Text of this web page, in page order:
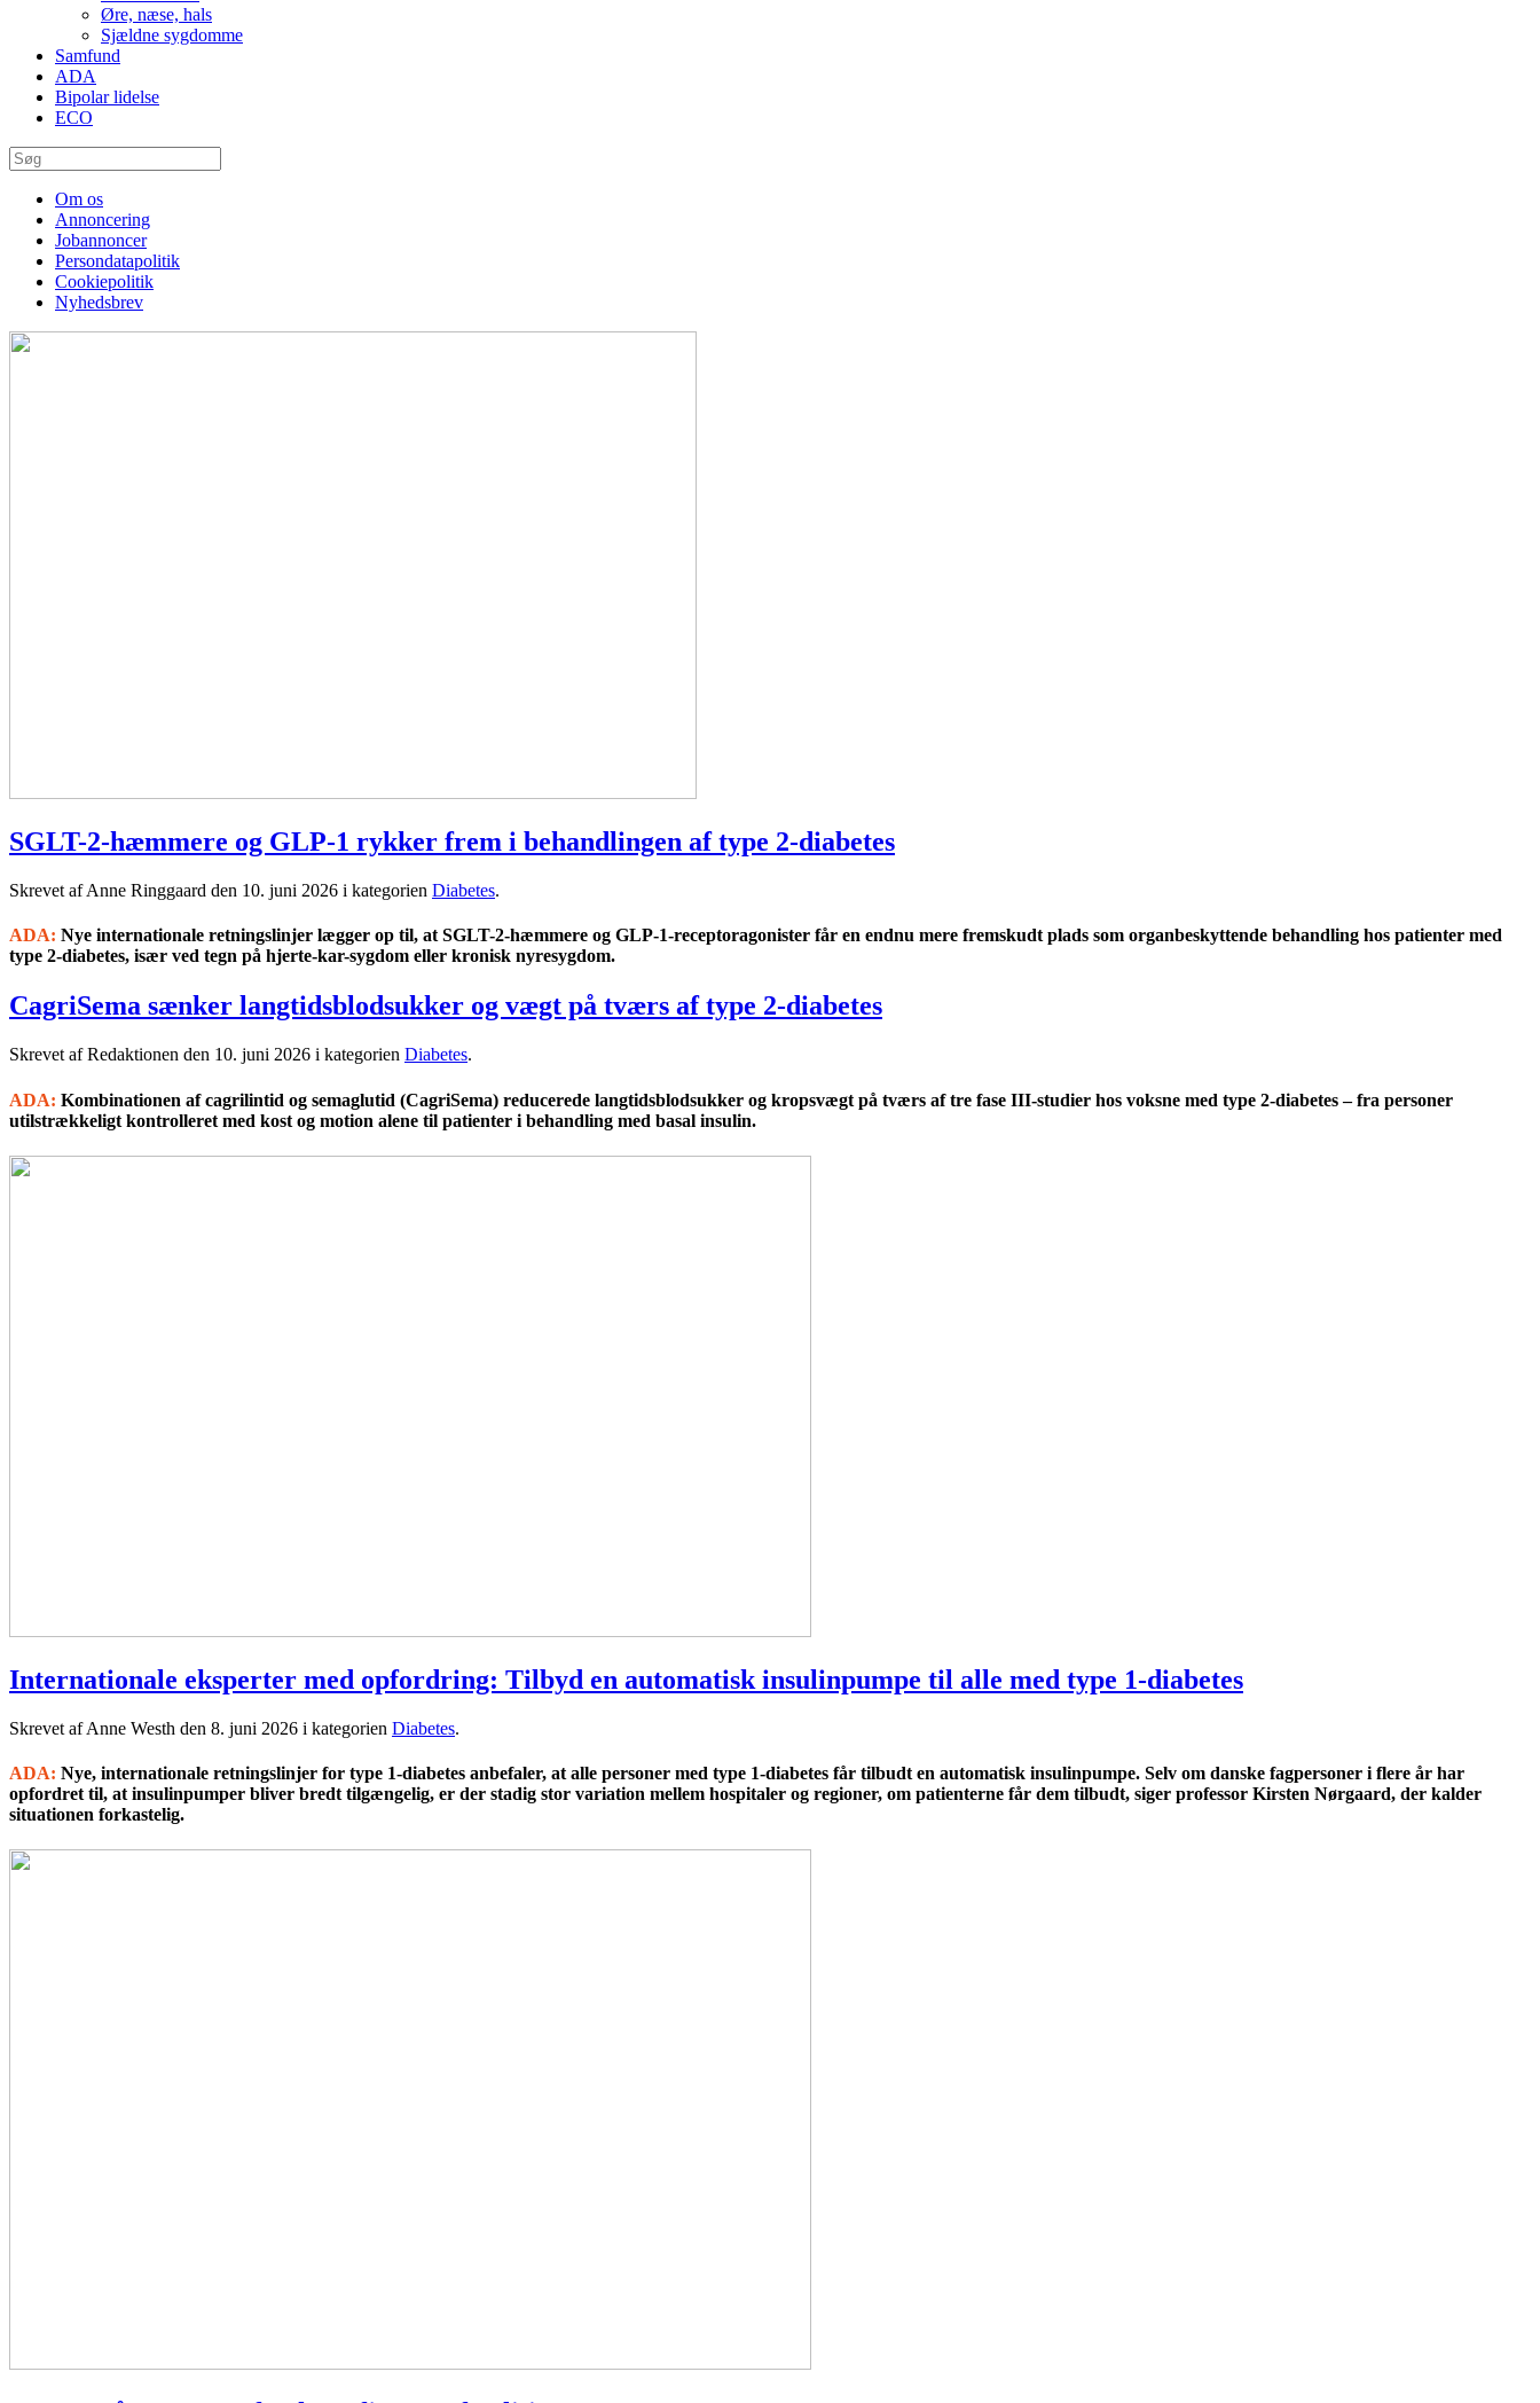
Øre, næse, hals
Sjældne sygdomme
Samfund
ADA
Bipolar lidelse
ECO
Om os
Annoncering
Jobannoncer
Persondatapolitik
Cookiepolitik
Nyhedsbrev
SGLT-2-hæmmere og GLP-1 rykker frem i behandlingen af type 2-diabetes
Skrevet af Anne Ringgaard den 10. juni 2026 i kategorien Diabetes.
ADA: Nye internationale retningslinjer lægger op til, at SGLT-2-hæmmere og GLP-1-receptoragonister får en endnu mere fremskudt plads som organbeskyttende behandling hos patienter med
type 2-diabetes, især ved tegn på hjerte-kar-sygdom eller kronisk nyresygdom.
CagriSema sænker langtidsblodsukker og vægt på tværs af type 2-diabetes
Skrevet af Redaktionen den 10. juni 2026 i kategorien Diabetes.
ADA: Kombinationen af cagrilintid og semaglutid (CagriSema) reducerede langtidsblodsukker og kropsvægt på tværs af tre fase III-studier hos voksne med type 2-diabetes – fra personer
utilstrækkeligt kontrolleret med kost og motion alene til patienter i behandling med basal insulin.
Internationale eksperter med opfordring: Tilbyd en automatisk insulinpumpe til alle med type 1-diabetes
Skrevet af Anne Westh den 8. juni 2026 i kategorien Diabetes.
ADA: Nye, internationale retningslinjer for type 1-diabetes anbefaler, at alle personer med type 1-diabetes får tilbudt en automatisk insulinpumpe. Selv om danske fagpersoner i flere år har
opfordret til, at insulinpumper bliver bredt tilgængelig, er der stadig stor variation mellem hospitaler og regioner, om patienterne får dem tilbudt, siger professor Kirsten Nørgaard, der kalder
situationen forkastelig.